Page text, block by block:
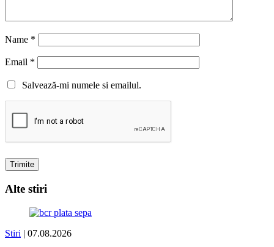
Name *
Email *
Salvează-mi numele si emailul.
Alte stiri
Stiri | 07.08.2026